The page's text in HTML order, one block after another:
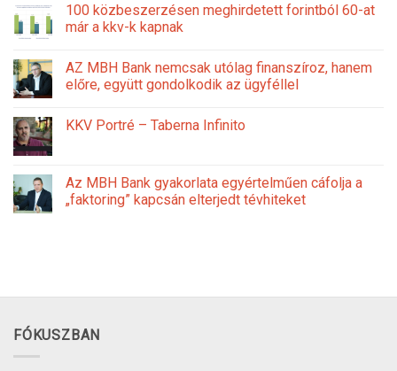
100 közbeszerzésen meghirdetett forintból 60-at
már a kkv-k kapnak
AZ MBH Bank nemcsak utólag finanszíroz, hanem
előre, együtt gondolkodik az ügyféllel
KKV Portré – Taberna Infinito
Az MBH Bank gyakorlata egyértelműen cáfolja a
„faktoring” kapcsán elterjedt tévhiteket
FÓKUSZBAN